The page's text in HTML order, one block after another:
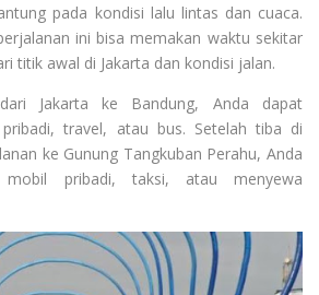
pada kondisi lalu lintas dan cuaca.
ini bisa memakan waktu sekitar
titik awal di Jakarta dan kondisi jalan.
Jakarta ke Bandung, Anda dapat
travel, atau bus. Setelah tiba di
ke Gunung Tangkuban Perahu, Anda
mobil pribadi, taksi, atau menyewa